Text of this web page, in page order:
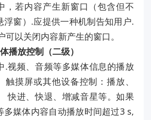
若内容产生新窗口（包含但不
浮窗）.应提供一种机制告知用户.
可以关闭内容新产生的窗口。
播放控制（二级）
频、音频等多媒体信息的播放
触摸屏或其他设备控制：播放、
快进、快退、增减音星等。如果
多媒体内容自动播放时间超过3 s,